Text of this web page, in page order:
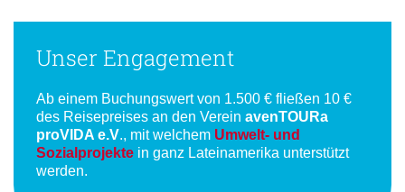
Unser Engagement
Ab einem Buchungswert von 1.500 € fließen 10 €
des Reisepreises an den Verein avenTOURa
proVIDA e.V., mit welchem Umwelt- und
Sozialprojekte in ganz Lateinamerika unterstützt
werden.